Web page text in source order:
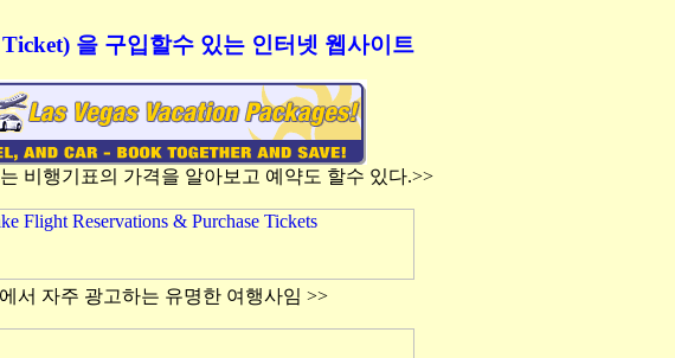
을 구입할수 있는 인터넷 웹사이트
비행기표의 가격을 알아보고 예약도 할수 있다.>>
서 자주 광고하는 유명한 여행사임 >>